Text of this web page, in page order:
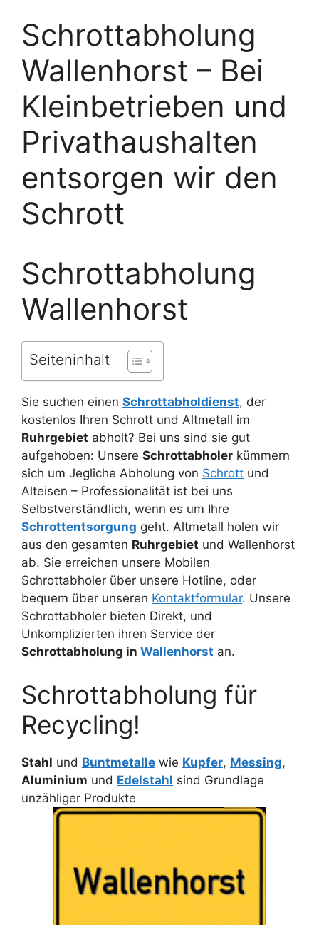
Schrottabholung
Wallenhorst – Bei
Kleinbetrieben und
Privathaushalten
entsorgen wir den
Schrott
Schrottabholung
Wallenhorst
Seiteninhalt
Sie suchen einen Schrottabholdienst, der
kostenlos Ihren Schrott und Altmetall im
Ruhrgebiet abholt? Bei uns sind sie gut
aufgehoben: Unsere Schrottabholer kümmern
sich um Jegliche Abholung von Schrott und
Alteisen – Professionalität ist bei uns
Selbstverständlich, wenn es um Ihre
Schrottentsorgung geht. Altmetall holen wir
aus den gesamten Ruhrgebiet und Wallenhorst
ab. Sie erreichen unsere Mobilen
Schrottabholer über unsere Hotline, oder
bequem über unseren Kontaktformular. Unsere
Schrottabholer bieten Direkt, und
Unkomplizierten ihren Service der
Schrottabholung in Wallenhorst an.
Schrottabholung für
Recycling!
Stahl und Buntmetalle wie Kupfer, Messing,
Aluminium und Edelstahl sind Grundlage
unzähliger Produkte